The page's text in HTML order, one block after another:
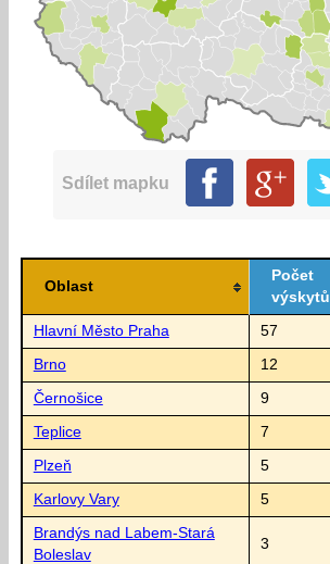
Sdílet mapku
Oblast
Počet
výskytů
Hlavní Město Praha 57
Brno 12
Černošice 9
Teplice 7
Plzeň 5
Karlovy Vary 5
Brandýs nad Labem-Stará
Boleslav
3